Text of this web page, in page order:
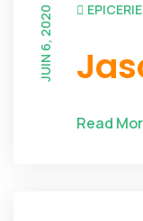
JUIN 6, 2020
Read